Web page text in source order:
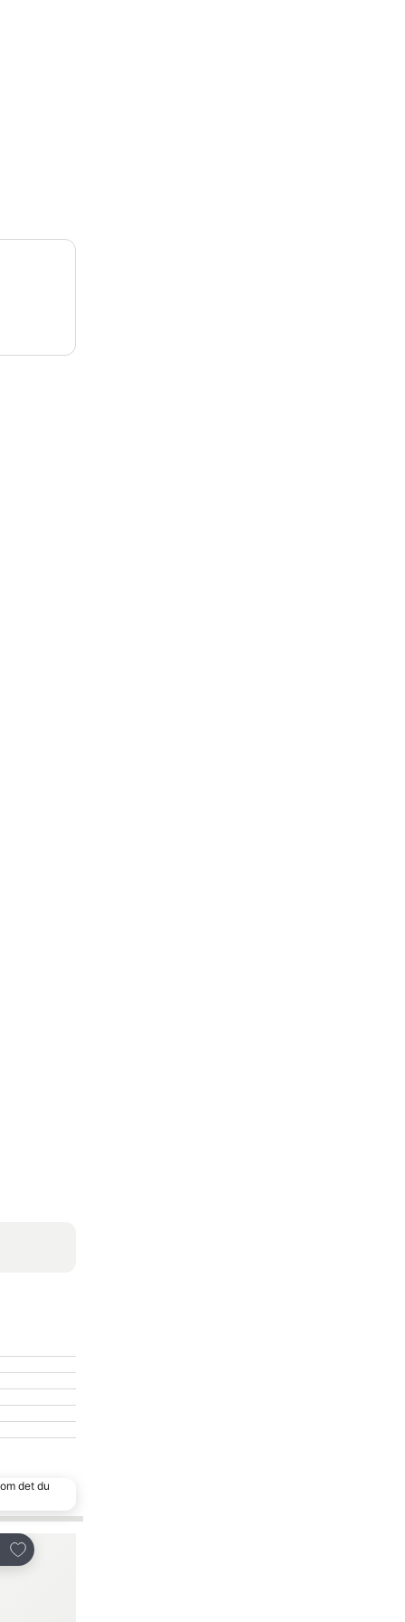
det du
Legg til i favoritter